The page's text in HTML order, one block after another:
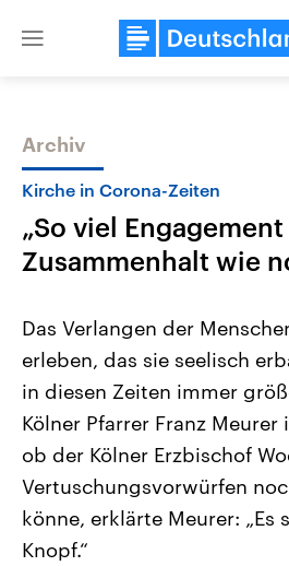
Close
Themen
Landtagswahl Sachsen-Anhalt
2026
Alle Informationen
Sachsen-Anhalt wählt am 6.
September 2026 einen neuen
Landtag. Seit 2021 wird das
Bundesland von einer Koalition aus
CDU, SPD und FDP regiert.-
Umfragen, Prognosen,
Wahlprogramme, aktuelle Berichte
und Hintergründe zu den Parteien
Sendungen
Archiv
Kirche in Corona-Zeiten
„So viel
Zusammenhalt wie
Das Verlangen der
erleben, das sie seelisch
in diesen Zeiten immer
Kölner Pfarrer Franz Meurer
ob der Kölner Erzbischof
Vertuschungsvorwürfen
könne, erklärte Meurer: „Es
Knopf.“